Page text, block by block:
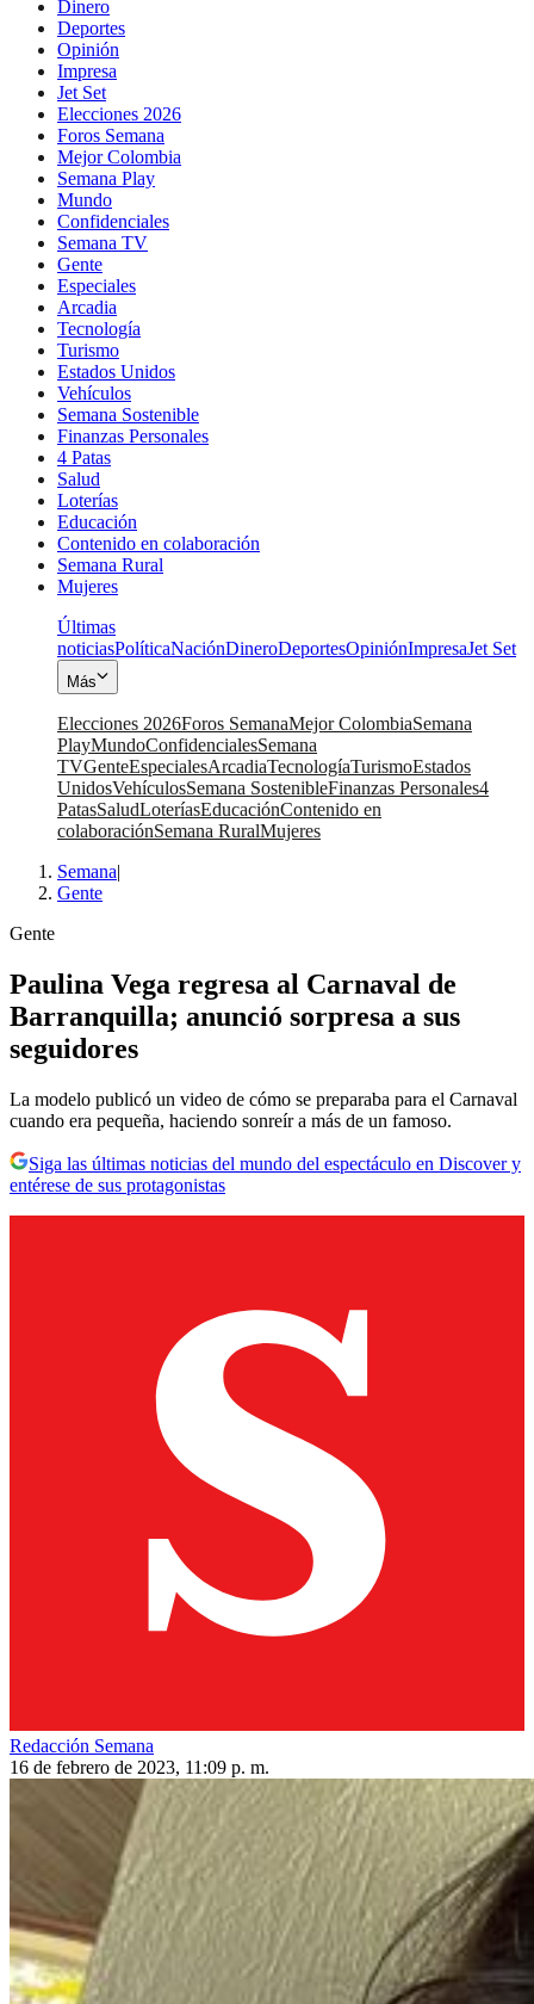
Dinero
Deportes
Opinión
Impresa
Jet Set
Elecciones 2026
Foros Semana
Mejor Colombia
Semana Play
Mundo
Confidenciales
Semana TV
Gente
Especiales
Arcadia
Tecnología
Turismo
Estados Unidos
Vehículos
Semana Sostenible
Finanzas Personales
4 Patas
Salud
Loterías
Educación
Contenido en colaboración
Semana Rural
Mujeres
Últimas
noticiasPolíticaNaciónDineroDeportesOpiniónImpresaJet Set
Más
Elecciones 2026Foros SemanaMejor ColombiaSemana
PlayMundoConfidencialesSemana
TVGenteEspecialesArcadiaTecnologíaTurismoEstados
UnidosVehículosSemana SostenibleFinanzas Personales4
PatasSaludLoteríasEducaciónContenido en
colaboraciónSemana RuralMujeres
Semana|
Gente
Gente
Paulina Vega regresa al Carnaval de
Barranquilla; anunció sorpresa a sus
seguidores
La modelo publicó un video de cómo se preparaba para el Carnaval
cuando era pequeña, haciendo sonreír a más de un famoso.
Siga las últimas noticias del mundo del espectáculo en Discover y
entérese de sus protagonistas
Redacción Semana
16 de febrero de 2023, 11:09 p. m.